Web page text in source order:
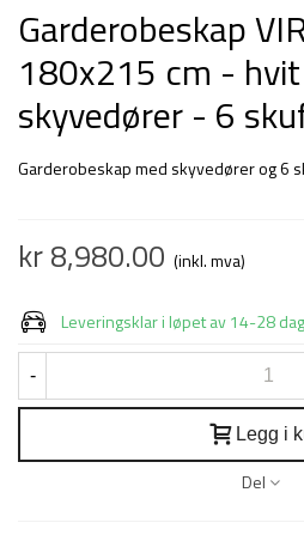
Garderobeskap
180x215 cm -
skyvedører - 6
Garderobeskap med skyvedører og 6
kr 8,980.00 (inkl. mva)
Leveringsklar i løpet av 14-28
-
Legg i
Del